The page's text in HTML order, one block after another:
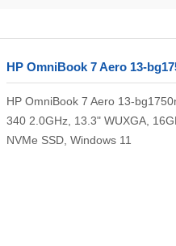
HP OmniBook 7 Aero 13-
HP OmniBook 7 Aero 13-
340 2.0GHz, 13.3" WUXGA,
NVMe SSD, Windows 11